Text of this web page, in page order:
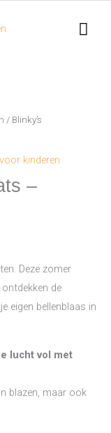
/ Blinky’s
kinderen
–
Deze zomer
de
eigen bellenblaas in
lucht vol met
blazen, maar ook